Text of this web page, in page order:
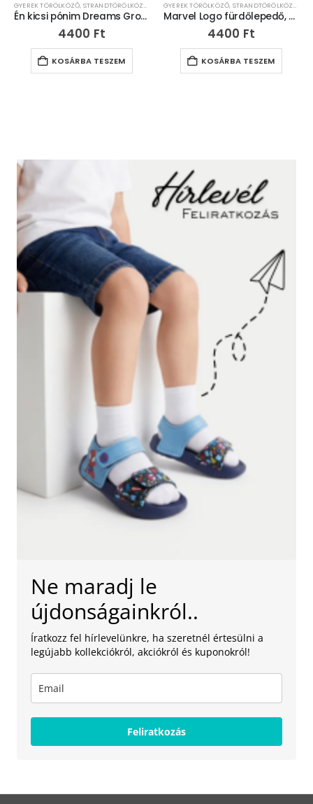
GYEREK TÖRÖLKÖZŐ, STRANDTÖRÖLKÖZŐ (70X140 CM)
Én kicsi pónim Dreams Grow fürdőlepedő, strand törölköző – 70x140cm
4400 Ft
KOSÁRBA TESZEM
GYEREK TÖRÖLKÖZŐ, STRANDTÖRÖLKÖZŐ (70X140 CM)
Marvel Logo fürdőlepedő, strand törölköző – 70x140cm
4400 Ft
KOSÁRBA TESZEM
Ne maradj le
újdonságainkról..
Íratkozz fel hírlevelünkre, ha szeretnél értesülni a
legújabb kollekciókról, akciókról és kuponokról!
Feliratkozás